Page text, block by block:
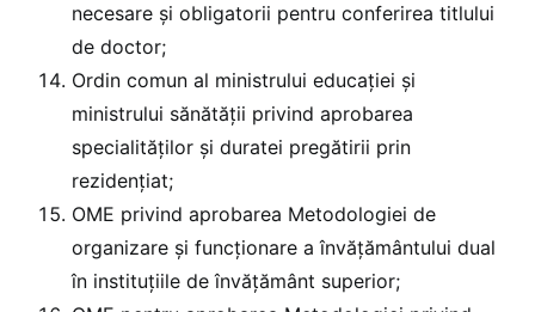
necesare şi obligatorii pentru conferirea titlului
de doctor;
Ordin comun al ministrului educației și
ministrului sănătății privind aprobarea
specialităților și duratei pregătirii prin
rezidențiat;
OME privind aprobarea Metodologiei de
organizare și funcționare a învățământului dual
în instituțiile de învățământ superior;